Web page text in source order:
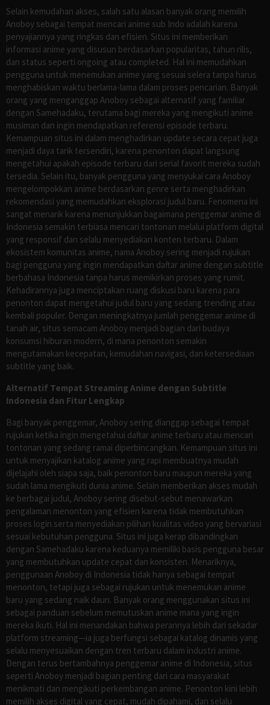
Selain kemudahan akses, salah satu alasan banyak orang memilih
Anoboy sebagai tempat mencari anime sub Indo adalah karena
penyajiannya yang ringkas dan efisien. Situs ini memberikan
informasi anime yang disusun berdasarkan popularitas, tahun rilis,
dan status seperti ongoing atau completed. Hal ini memudahkan
pengguna untuk menemukan anime yang sesuai selera tanpa harus
menghabiskan waktu berlama-lama dalam proses pencarian. Banyak
orang yang menganggap Anoboy sebagai alternatif yang familiar
dengan Samehadaku, terutama bagi mereka yang mengikuti anime
musiman dan ingin mendapatkan referensi episode terbaru.
Kemampuan situs ini dalam menghadirkan update secara cepat juga
menjadi daya tarik tersendiri, karena penonton dapat langsung
mengetahui apakah episode terbaru dari serial favorit mereka sudah
tersedia. Selain itu, banyak pengguna yang menyukai cara Anoboy
mengelompokkan anime berdasarkan genre serta menghadirkan
rekomendasi yang memudahkan eksplorasi judul baru. Fenomena ini
sangat menarik karena menunjukkan bagaimana penggemar anime di
Indonesia semakin terbiasa mencari tontonan melalui platform digital
yang responsif dan selalu menyediakan konten terbaru. Dalam
ekosistem komunitas anime, nama Anoboy sering menjadi rujukan
bagi pengguna yang ingin mendapatkan daftar anime dengan subtitle
berbahasa Indonesia tanpa harus memikirkan proses yang rumit.
Kehadirannya juga menciptakan ruang diskusi baru karena para
penonton dapat mengetahui judul baru yang sedang trending atau
kembali populer. Dengan meningkatnya jumlah penggemar anime di
tanah air, situs semacam Anoboy menjadi bagian dari budaya
konsumsi hiburan modern, di mana penonton semakin
mengutamakan kecepatan, kemudahan navigasi, dan ketersediaan
subtitle yang baik.
Alternatif Tempat Streaming Anime dengan Subtitle
Indonesia dan Fitur Lengkap
Bagi banyak penggemar, Anoboy sering dianggap sebagai tempat
rujukan ketika ingin mengetahui daftar anime terbaru atau mencari
tontonan yang sedang ramai diperbincangkan. Kemampuan situs ini
untuk menyajikan katalog anime yang rapi membuatnya mudah
dijelajahi oleh siapa saja, baik penonton baru maupun mereka yang
sudah lama mengikuti dunia anime. Selain memberikan akses mudah
ke berbagai judul, Anoboy sering disebut-sebut menawarkan
pengalaman menonton yang efisien karena tidak membutuhkan
proses login serta menyediakan pilihan kualitas video yang bervariasi
sesuai kebutuhan pengguna. Situs ini juga kerap dibandingkan
dengan Samehadaku karena keduanya memiliki basis pengguna besar
yang membutuhkan update cepat dan konsisten. Menariknya,
penggunaan Anoboy di Indonesia tidak hanya sebagai tempat
menonton, tetapi juga sebagai rujukan untuk menemukan anime
baru yang sedang naik daun. Banyak orang menggunakan situs ini
sebagai panduan sebelum memutuskan anime mana yang ingin
mereka ikuti. Hal ini menandakan bahwa perannya lebih dari sekadar
platform streaming—ia juga berfungsi sebagai katalog dinamis yang
selalu menyesuaikan dengan tren terbaru dalam industri anime.
Dengan terus bertambahnya penggemar anime di Indonesia, situs
seperti Anoboy menjadi bagian penting dari cara masyarakat
menikmati dan mengikuti perkembangan anime. Penonton kini lebih
memilih akses digital yang cepat, mudah dipahami, dan selalu